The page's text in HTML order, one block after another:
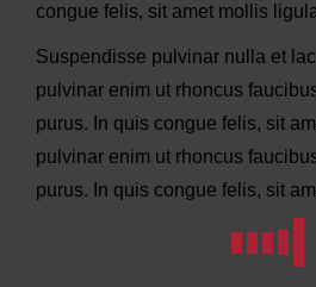
congue felis, sit amet mollis
Suspendisse pulvinar nulla et
pulvinar enim ut rhoncus
purus. In quis congue felis, sit
pulvinar enim ut rhoncus
purus. In quis congue felis, sit